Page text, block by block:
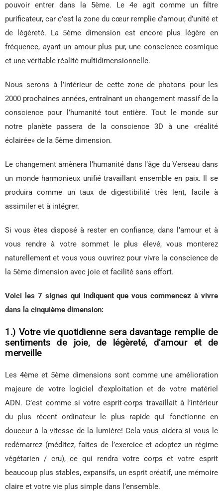
pouvoir entrer dans la 5ème. Le 4e agit comme un filtre
purificateur, car c’est la zone du cœur remplie d’amour, d’unité et
de légèreté. La 5ème dimension est encore plus légère en
fréquence, ayant un amour plus pur, une conscience cosmique
et une véritable réalité multidimensionnelle.
Nous serons à l’intérieur de cette zone de photons pour les
2000 prochaines années, entraînant un changement massif de la
conscience pour l’humanité tout entière. Tout le monde sur
notre planète passera de la conscience 3D à une «réalité
éclairée» de la 5ème dimension.
Le changement amènera l’humanité dans l’âge du Verseau dans
un monde harmonieux unifié travaillant ensemble en paix. Il se
produira comme un taux de digestibilité très lent, facile à
assimiler et à intégrer.
Si vous êtes disposé à rester en confiance, dans l’amour et à
vous rendre à votre sommet le plus élevé, vous monterez
naturellement et vous vous ouvrirez pour vivre la conscience de
la 5ème dimension avec joie et facilité sans effort.
Voici les 7 signes qui indiquent que vous commencez à vivre
dans la cinquième dimension:
1.) Votre vie quotidienne sera davantage remplie de
sentiments de joie, de légèreté, d’amour et de
merveille
Les 4ème et 5ème dimensions sont comme une amélioration
majeure de votre logiciel d’exploitation et de votre matériel
ADN. C’est comme si votre esprit-corps travaillait à l’intérieur
du plus récent ordinateur le plus rapide qui fonctionne en
douceur à la vitesse de la lumière! Cela vous aidera si vous le
redémarrez (méditez, faites de l’exercice et adoptez un régime
végétarien / cru), ce qui rendra votre corps et votre esprit
beaucoup plus stables, expansifs, un esprit créatif, une mémoire
claire et votre vie plus simple dans l’ensemble.